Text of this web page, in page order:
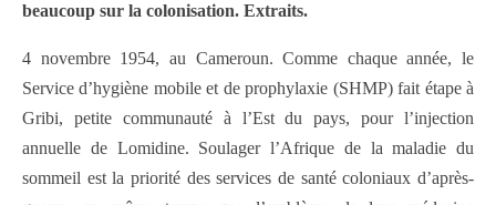
beaucoup sur la colonisation. Extraits.
4 novembre 1954, au Cameroun. Comme chaque année, le
Service d’hygiène mobile et de prophylaxie (SHMP) fait étape à
Gribi, petite communauté à l’Est du pays, pour l’injection
annuelle de Lomidine. Soulager l’Afrique de la maladie du
sommeil est la priorité des services de santé coloniaux d’après-